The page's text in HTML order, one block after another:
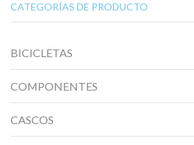
CATEGORÍAS DE PRODUCTO
BICICLETAS
COMPONENTES
CASCOS